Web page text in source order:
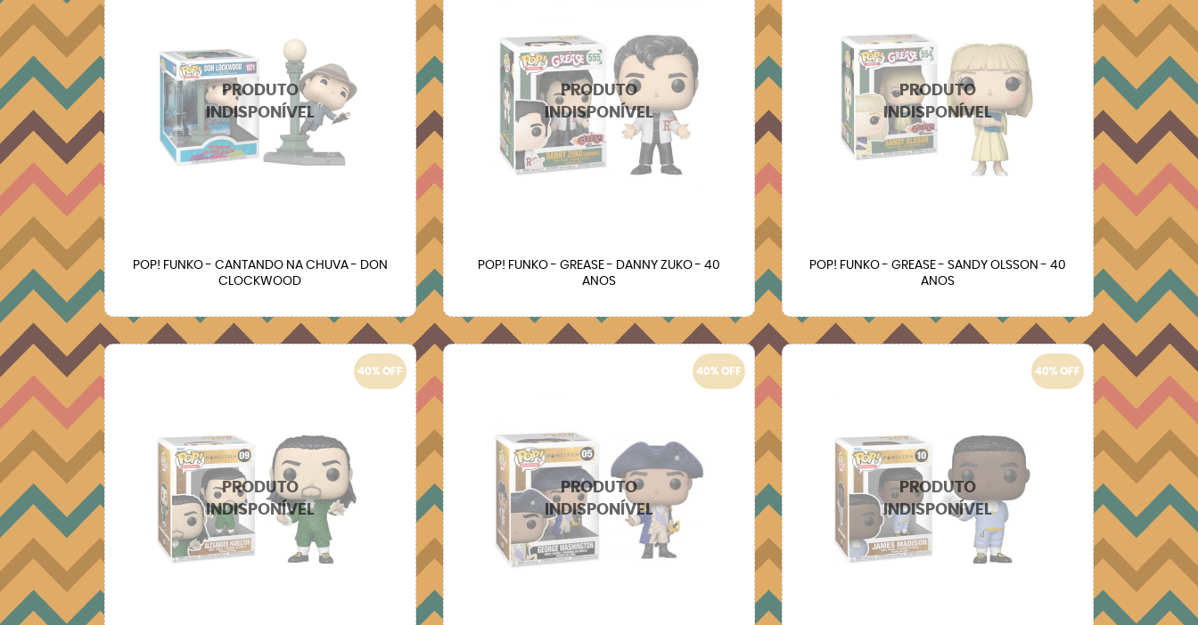
POP! FUNKO - CANTANDO NA CHUVA - DON
CLOCKWOOD
POP! FUNKO - GREASE - DANNY ZUKO - 40
ANOS
POP! FUNKO - GREASE - SANDY OLSSON - 40
ANOS
40% OFF 40% OFF 40% OFF